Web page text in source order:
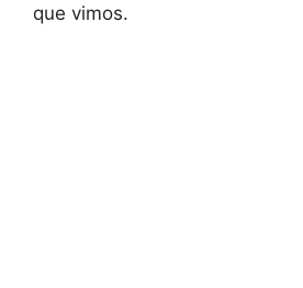
que vimos.